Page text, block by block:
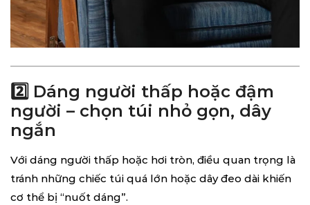
2️⃣ Dáng người thấp hoặc đậm
người – chọn túi nhỏ gọn, dây
ngắn
Với dáng người thấp hoặc hơi tròn, điều quan trọng là
tránh những chiếc túi quá lớn hoặc dây đeo dài khiến
cơ thể bị “nuốt dáng”.